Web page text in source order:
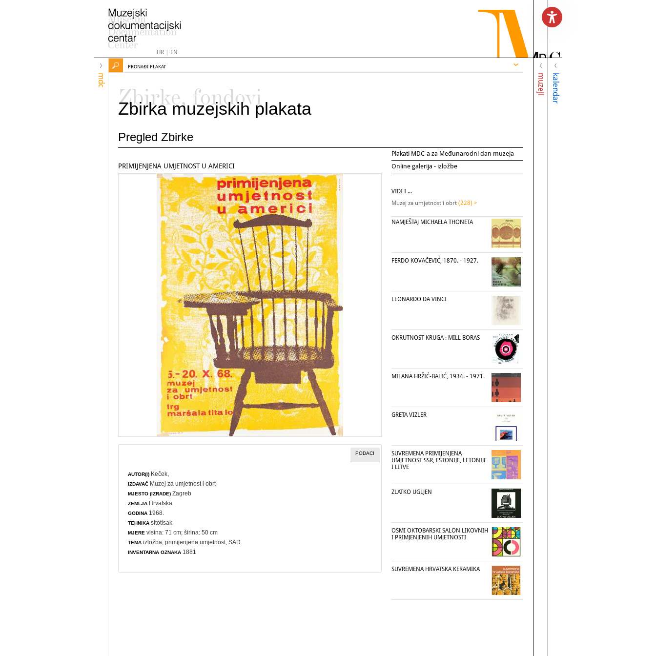
HR| EN
mdc muzeji kalendar
PRONAĐI PLAKAT
Zbirke, fondovi
Zbirka muzejskih plakata
Pregled Zbirke
Plakati MDC-a za Međunarodni dan muzeja
Online galerija - izložbe
PRIMIJENJENA UMJETNOST U AMERICI
PODACI
AUTOR(I) Keček,
IZDAVAČ Muzej za umjetnost i obrt
MJESTO (IZRADE) Zagreb
ZEMLJA Hrvatska
GODINA 1968.
TEHNIKA sitotisak
MJERE visina: 71 cm; širina: 50 cm
TEMA izložba ,primijenjena umjetnost , SAD
INVENTARNA OZNAKA 1881
VIDI I ...
Muzej za umjetnost i obrt (228) >
NAMJEŠTAJ MICHAELA THONETA
FERDO KOVAČEVIĆ, 1870. - 1927.
LEONARDO DA VINCI
OKRUTNOST KRUGA : MILL BORAS
MILANA HRŽIĆ-BALIĆ, 1934. - 1971.
GRETA VIZLER
SUVREMENA PRIMIJENJENA
UMJETNOST SSR, ESTONIJE, LETONIJE
I LITVE
ZLATKO UGLJEN
OSMI OKTOBARSKI SALON LIKOVNIH
I PRIMJENJENIH UMJETNOSTI
SUVREMENA HRVATSKA KERAMIKA